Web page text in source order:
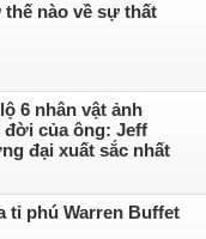
nào về sự thất
6 nhân vật ảnh
của ông: Jeff
đại xuất sắc nhất
tỉ phú Warren Buffet